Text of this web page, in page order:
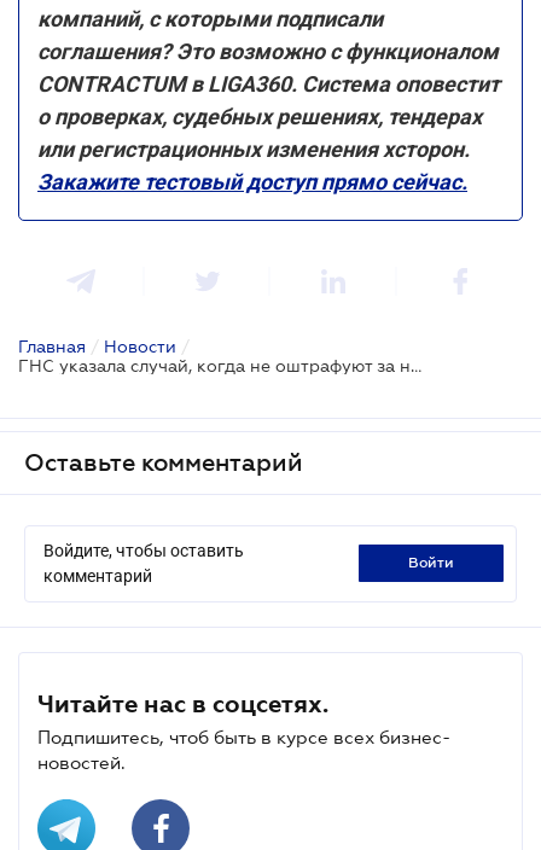
компаний, с которыми подписали
соглашения? Это возможно с функционалом
CONTRACTUM в LIGA360. Система оповестит
о проверках, судебных решениях, тендерах
или регистрационных изменения хсторон.
Закажите тестовый доступ прямо сейчас.
Главная / Новости /
ГНС указала случай, когда не оштрафуют за налоговую отчетность с нарушением сроков
Оставьте комментарий
Войдите, чтобы оставить
комментарий
войти
Читайте нас в соцсетях.
Подпишитесь, чтоб быть в курсе всех бизнес-
новостей.